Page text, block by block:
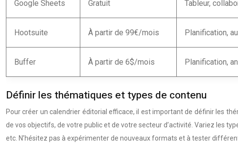
Google Sheets Gratuit Tableur,
Hootsuite À partir de 99€/mois Planification,
Buffer À partir de 6$/mois Planification,
Définir les thématiques et types de contenu
Pour créer un calendrier éditorial efficace, il est important de définir les
de vos objectifs, de votre public et de votre secteur d’activité. Variez les
etc. N’hésitez pas à expérimenter de nouveaux formats et à tester